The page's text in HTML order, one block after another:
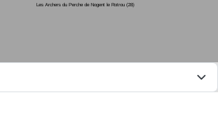
Les Archers du Perche de Nogent le Rotrou (28)
cookies